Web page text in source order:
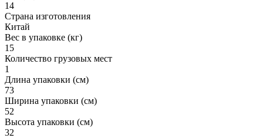
14
Страна изготовления
Китай
Вес в упаковке (кг)
15
Количество грузовых мест
1
Длина упаковки (см)
73
Ширина упаковки (см)
52
Высота упаковки (см)
32